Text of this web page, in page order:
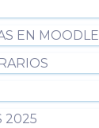
EN MOODLE
2025